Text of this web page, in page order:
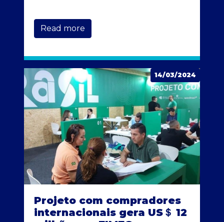
Read more
14/03/2024
Projeto com compradores
internacionais gera US＄ 12